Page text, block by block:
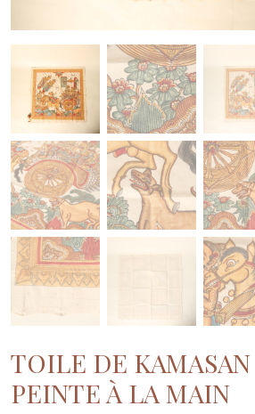
TOILE DE
PEINTE À LA MAIN